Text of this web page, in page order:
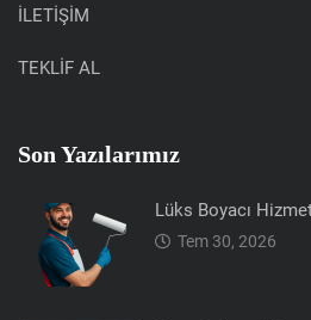
İLETİŞİM
TEKLİF AL
Son Yazılarımız
Lüks Boyacı
Tem 30, 2026